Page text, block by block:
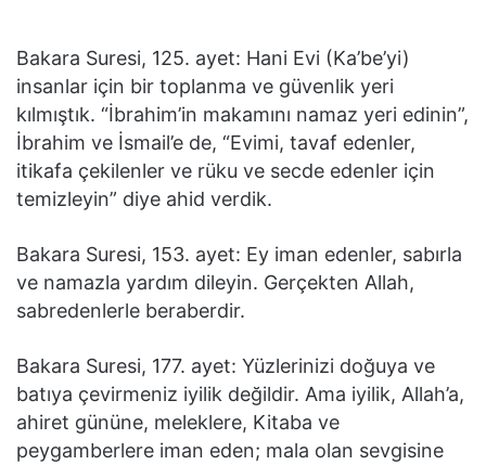
Bakara Suresi, 125. ayet: Hani Evi (Ka’be’yi)
insanlar için bir toplanma ve güvenlik yeri
kılmıştık. “İbrahim’in makamını namaz yeri edinin”,
İbrahim ve İsmail’e de, “Evimi, tavaf edenler,
itikafa çekilenler ve rüku ve secde edenler için
temizleyin” diye ahid verdik.
Bakara Suresi, 153. ayet: Ey iman edenler, sabırla
ve namazla yardım dileyin. Gerçekten Allah,
sabredenlerle beraberdir.
Bakara Suresi, 177. ayet: Yüzlerinizi doğuya ve
batıya çevirmeniz iyilik değildir. Ama iyilik, Allah’a,
ahiret gününe, meleklere, Kitaba ve
peygamberlere iman eden; mala olan sevgisine